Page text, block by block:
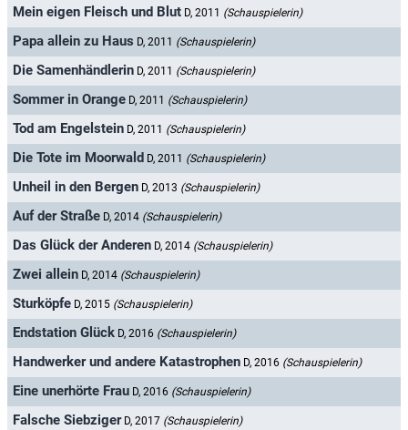
Mein eigen Fleisch und Blut D, 2011 (Schauspielerin)
Papa allein zu Haus D, 2011 (Schauspielerin)
Die Samenhändlerin D, 2011 (Schauspielerin)
Sommer in Orange D, 2011 (Schauspielerin)
Tod am Engelstein D, 2011 (Schauspielerin)
Die Tote im Moorwald D, 2011 (Schauspielerin)
Unheil in den Bergen D, 2013 (Schauspielerin)
Auf der Straße D, 2014 (Schauspielerin)
Das Glück der Anderen D, 2014 (Schauspielerin)
Zwei allein D, 2014 (Schauspielerin)
Sturköpfe D, 2015 (Schauspielerin)
Endstation Glück D, 2016 (Schauspielerin)
Handwerker und andere Katastrophen D, 2016 (Schauspielerin)
Eine unerhörte Frau D, 2016 (Schauspielerin)
Falsche Siebziger D, 2017 (Schauspielerin)